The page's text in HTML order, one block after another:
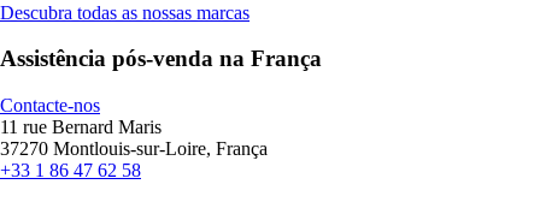
Descubra todas as nossas marcas
Assistência pós-venda na França
Contacte-nos
11 rue Bernard Maris
37270 Montlouis-sur-Loire, França
+33 1 86 47 62 58